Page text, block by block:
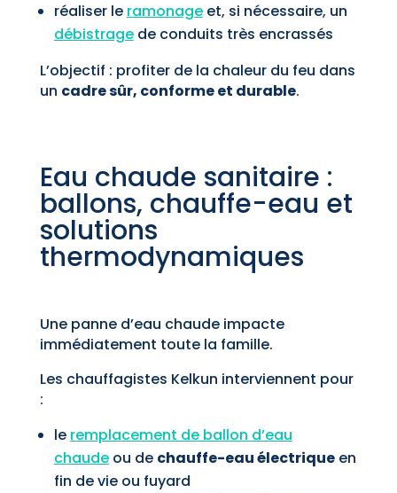
réaliser le ramonageet, si nécessaire, un
débistragede conduits très encrassés
L’objectif : profiter de la chaleur du feu dans
un cadre sûr, conforme et durable.
Eau chaude sanitaire :
ballons, chauffe-eau et
solutions
thermodynamiques
Une panne d’eau chaude impacte
immédiatement toute la famille.
Les chauffagistes Kelkun interviennent pour
:
le remplacement de ballon d’eau
chaudeou de chauffe-eau électriqueen
fin de vie ou fuyard